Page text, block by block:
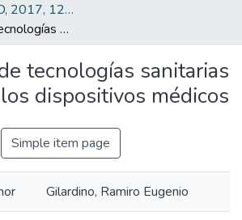
Revista ISALUD, 2017, 12(60)
Evaluación de tecnologías sanitarias aplicadas a los dispositivos médicos
tecnologías sanitarias
dispositivos médicos
Simple item page
Gilardino, Ramiro Eugenio